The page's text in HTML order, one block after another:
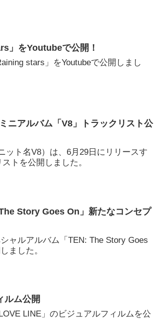
」をYoutubeで公開！
stars」をYoutubeで公開しまし
ニアルバム「V8」トラックリスト公
ット名V8）は、6月29日にリリースす
トを公開しました。
Story Goes On」新たなコンセプ
ャルアルバム「TEN: The Story Goes
ました。
ルム公開
LINE」のビジュアルフィルムを公